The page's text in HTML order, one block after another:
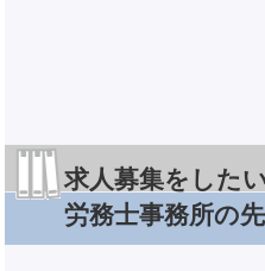
求人募集をした
労務士事務所の